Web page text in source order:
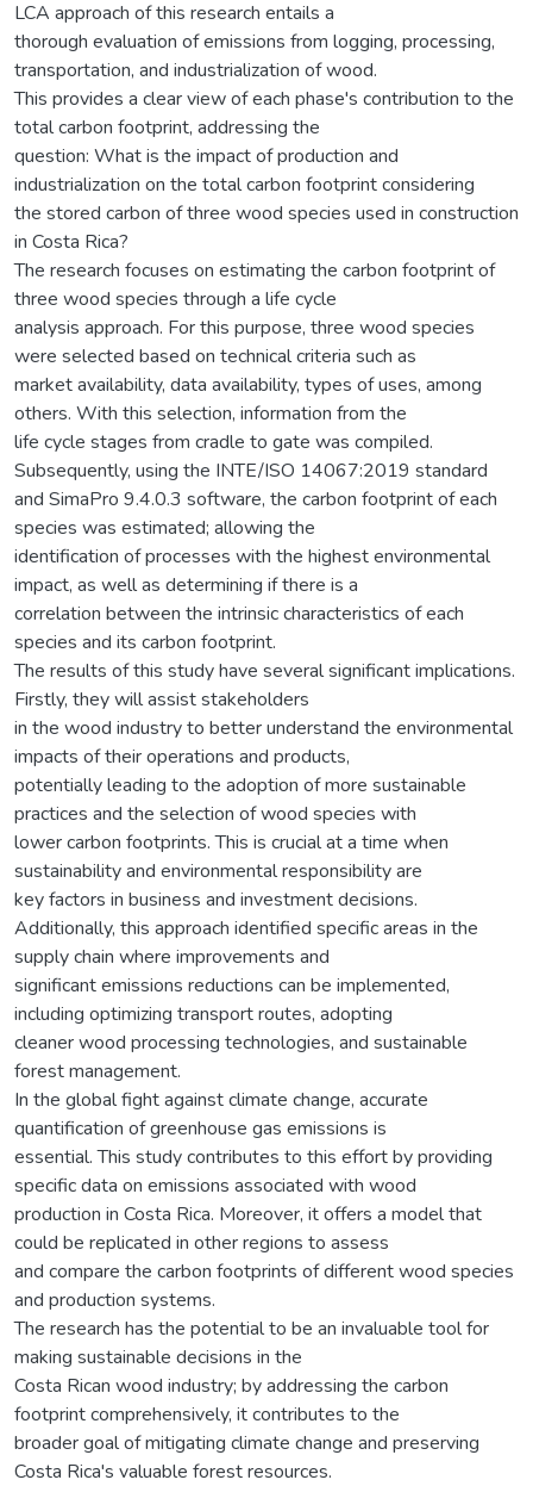
LCA approach of this research entails a
thorough evaluation of emissions from logging, processing,
transportation, and industrialization of wood.
This provides a clear view of each phase's contribution to the
total carbon footprint, addressing the
question: What is the impact of production and
industrialization on the total carbon footprint considering
the stored carbon of three wood species used in construction
in Costa Rica?
The research focuses on estimating the carbon footprint of
three wood species through a life cycle
analysis approach. For this purpose, three wood species
were selected based on technical criteria such as
market availability, data availability, types of uses, among
others. With this selection, information from the
life cycle stages from cradle to gate was compiled.
Subsequently, using the INTE/ISO 14067:2019 standard
and SimaPro 9.4.0.3 software, the carbon footprint of each
species was estimated; allowing the
identification of processes with the highest environmental
impact, as well as determining if there is a
correlation between the intrinsic characteristics of each
species and its carbon footprint.
The results of this study have several significant implications.
Firstly, they will assist stakeholders
in the wood industry to better understand the environmental
impacts of their operations and products,
potentially leading to the adoption of more sustainable
practices and the selection of wood species with
lower carbon footprints. This is crucial at a time when
sustainability and environmental responsibility are
key factors in business and investment decisions.
Additionally, this approach identified specific areas in the
supply chain where improvements and
significant emissions reductions can be implemented,
including optimizing transport routes, adopting
cleaner wood processing technologies, and sustainable
forest management.
In the global fight against climate change, accurate
quantification of greenhouse gas emissions is
essential. This study contributes to this effort by providing
specific data on emissions associated with wood
production in Costa Rica. Moreover, it offers a model that
could be replicated in other regions to assess
and compare the carbon footprints of different wood species
and production systems.
The research has the potential to be an invaluable tool for
making sustainable decisions in the
Costa Rican wood industry; by addressing the carbon
footprint comprehensively, it contributes to the
broader goal of mitigating climate change and preserving
Costa Rica's valuable forest resources.